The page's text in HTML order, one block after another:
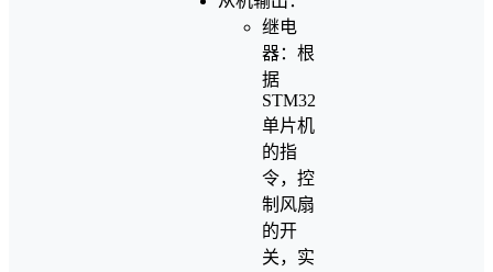
继电
器：根
据
STM32
单片机
的指
令，控
制风扇
的开
关，实